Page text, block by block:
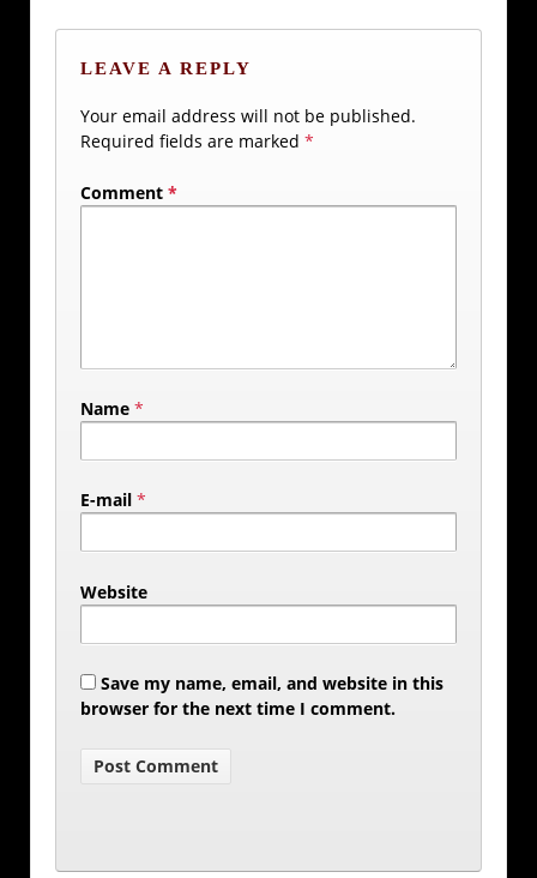
LEAVE A REPLY
Your email address will not be published.
Required fields are marked *
Comment *
Name *
E-mail *
Website
Save my name, email, and website in this
browser for the next time I comment.